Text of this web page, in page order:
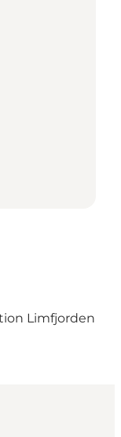
Limfjorden